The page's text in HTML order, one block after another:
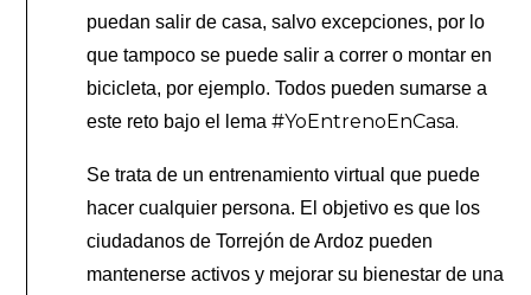
puedan salir de casa, salvo excepciones, por lo
que tampoco se puede salir a correr o montar en
bicicleta, por ejemplo. Todos pueden sumarse a
este reto bajo el lema#YoEntrenoEnCasa.
Se trata de un entrenamiento virtual que puede
hacer cualquier persona. El objetivo es que los
ciudadanos de Torrejón de Ardoz pueden
mantenerse activos y mejorar su bienestar de una